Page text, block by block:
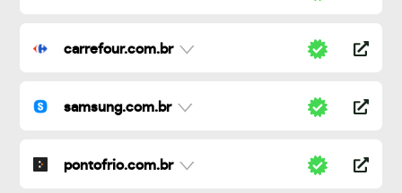
carrefour.com.br
samsung.com.br
pontofrio.com.br